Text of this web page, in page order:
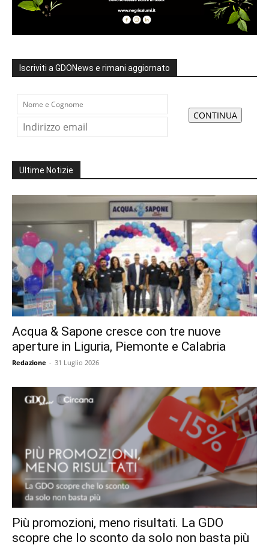
Iscriviti a GDONews e rimani aggiornato
Ultime Notizie
Acqua & Sapone cresce con tre nuove
aperture in Liguria, Piemonte e Calabria
Redazione - 31 Luglio 2026
Più promozioni, meno risultati. La GDO
scopre che lo sconto da solo non basta più